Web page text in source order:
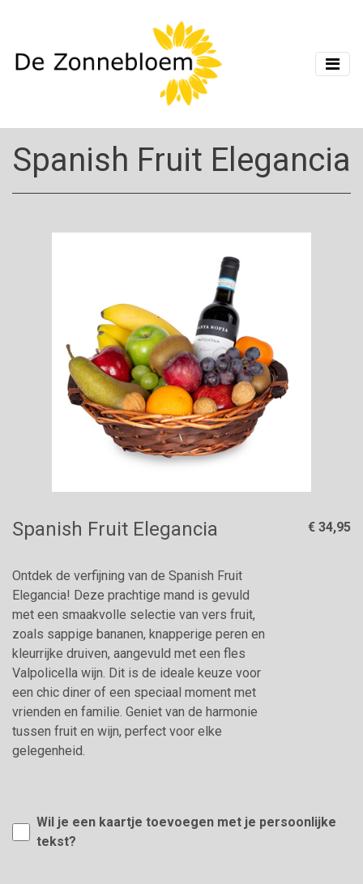
Spanish Fruit Elegancia
Spanish Fruit Elegancia
Ontdek de verfijning van de Spanish Fruit
Elegancia! Deze prachtige mand is gevuld
met een smaakvolle selectie van vers fruit,
zoals sappige bananen, knapperige peren en
kleurrijke druiven, aangevuld met een fles
Valpolicella wijn. Dit is de ideale keuze voor
een chic diner of een speciaal moment met
vrienden en familie. Geniet van de harmonie
tussen fruit en wijn, perfect voor elke
gelegenheid.
€ 34,95
Wil je een kaartje toevoegen met je persoonlijke
tekst?